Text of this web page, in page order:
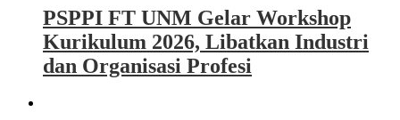
PSPPI FT UNM Gelar Workshop
Kurikulum 2026, Libatkan Industri
dan Organisasi Profesi